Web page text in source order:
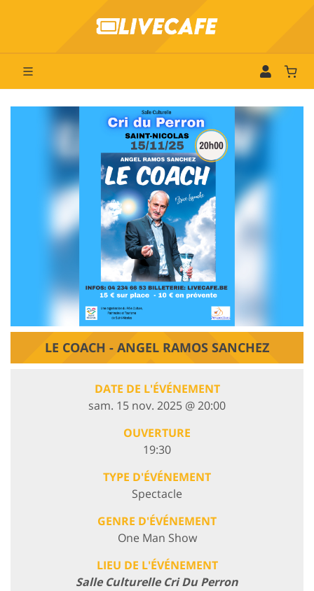
LE COACH - ANGEL RAMOS SANCHEZ
DATE DE L'ÉVÉNEMENT
sam. 15 nov. 2025 @ 20:00
OUVERTURE
19:30
TYPE D'ÉVÉNEMENT
Spectacle
GENRE D'ÉVÉNEMENT
One Man Show
LIEU DE L'ÉVÉNEMENT
Salle Culturelle Cri Du Perron